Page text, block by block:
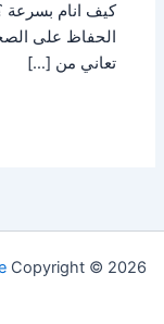
كيف انام بسرعة
الحفاظ على
تعاني من […]
Copyright © 2026 معلومات بالعربي | Powered by